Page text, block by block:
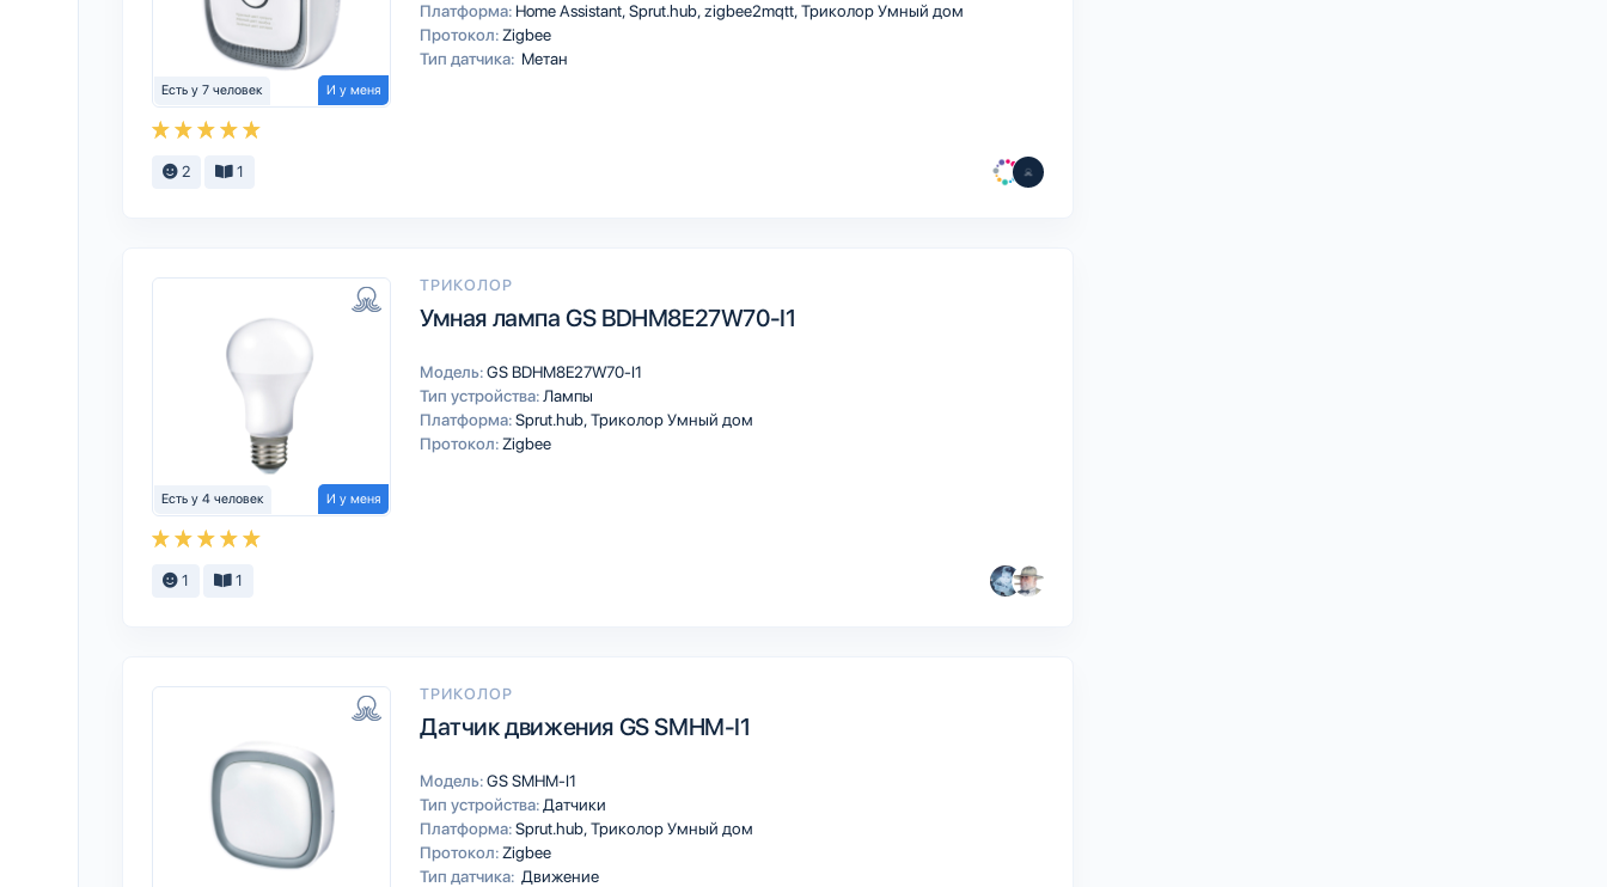
Есть у 7 человек И у меня
Платформа: Home AssistantSprut.hubzigbee2mqttТриколор Умный дом
Протокол: Zigbee
Тип датчика: Метан
2 1
Есть у 4 человек И у меня
ТРИКОЛОР
Умная лампа GS BDHM8E27W70-I1
Модель:GS BDHM8E27W70-I1
Тип устройства: Лампы
Платформа:Sprut.hubТриколор Умный дом
Протокол: Zigbee
1 1
ТРИКОЛОР
Датчик движения GS SMHM-I1
Модель:GS SMHM-I1
Тип устройства: Датчики
Платформа:Sprut.hubТриколор Умный дом
Протокол: Zigbee
Тип датчика: Движение